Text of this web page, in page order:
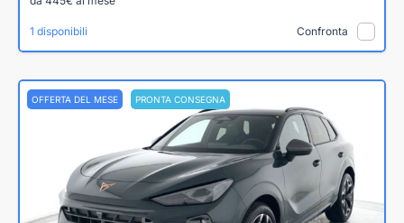
1 disponibili Confronta
OFFERTA DEL MESE PRONTA CONSEGNA